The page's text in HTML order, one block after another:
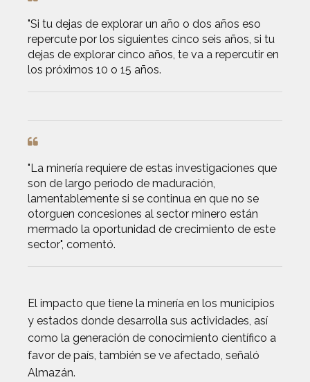
"Si tu dejas de explorar un año o dos años eso
repercute por los siguientes cinco seis años, si tu
dejas de explorar cinco años, te va a repercutir en
los próximos 10 o 15 años.
"La minería requiere de estas investigaciones que
son de largo periodo de maduración,
lamentablemente si se continua en que no se
otorguen concesiones al sector minero están
mermado la oportunidad de crecimiento de este
sector", comentó.
El impacto que tiene la minería en los municipios
y estados donde desarrolla sus actividades, así
como la generación de conocimiento científico a
favor de país, también se ve afectado, señaló
Almazán.